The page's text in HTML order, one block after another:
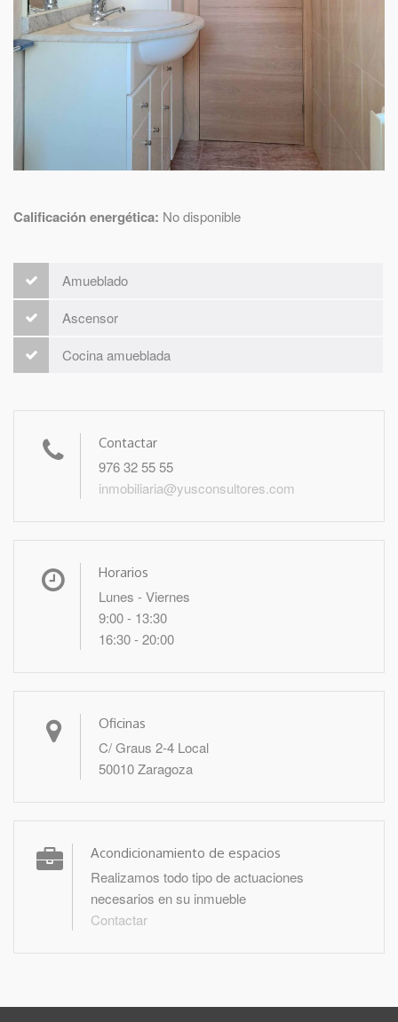
Calificación energética: No disponible
Amueblado
Ascensor
Cocina amueblada
Contactar
976 32 55 55
inmobiliaria@yusconsultores.com
Horarios
Lunes - Viernes
9:00 - 13:30
16:30 - 20:00
Oficinas
C/ Graus 2-4 Local
50010 Zaragoza
Acondicionamiento de espacios
Realizamos todo tipo de actuaciones
necesarios en su inmueble
Contactar